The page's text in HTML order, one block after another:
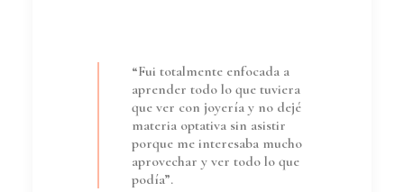
“Fui totalmente enfocada a
aprender todo lo que tuviera
que ver con joyería y no dejé
materia optativa sin asistir
porque me interesaba mucho
aprovechar y ver todo lo que
podía”.